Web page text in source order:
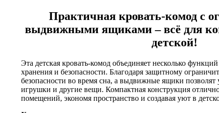
Практичная кровать-комод с
выдвижными ящиками – всё для
детской!
Эта детская кровать-комод объединяет несколько
хранения и безопасности. Благодаря защитному
безопасности во время сна, а выдвижные ящики позволят
игрушки и другие вещи. Компактная конструкция
помещений, экономя пространство и создавая уют в